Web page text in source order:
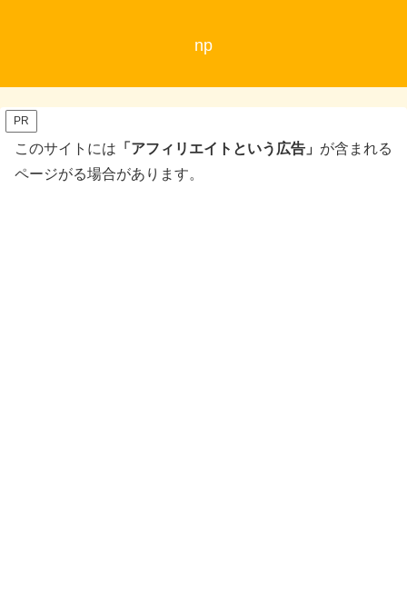
np
PR
このサイトには 「アフィリエイトという広告」 が含まれる
ページがる場合があります。